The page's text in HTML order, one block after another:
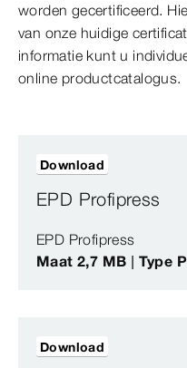
worden gecertificeerd.
van onze huidige
informatie kunt u
online productcatalogus.
EPD Profipress
EPD Profipress
Maat 2,7 MB | Type
Download
Download